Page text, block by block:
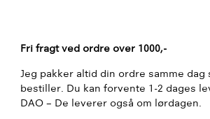
Fri fragt ved ordre over 1000,-
Jeg pakker altid din ordre samme dag
bestiller. Du kan forvente 1-2 dages
DAO – De leverer også om lørdagen.